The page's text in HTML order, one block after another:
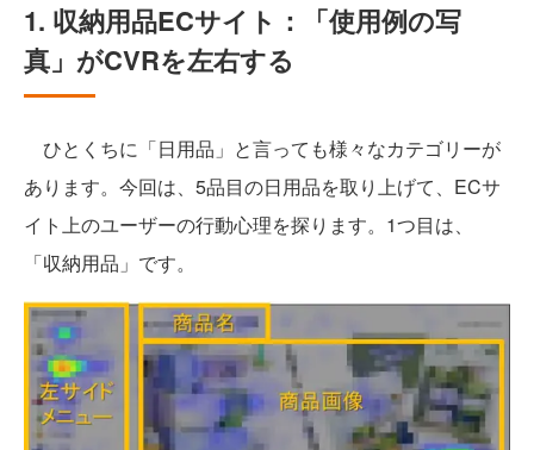
1. 収納用品ECサイト：「使用例の写
真」がCVRを左右する
ひとくちに「日用品」と言っても様々なカテゴリーが
あります。今回は、5品目の日用品を取り上げて、ECサ
イト上のユーザーの行動心理を探ります。1つ目は、
「収納用品」です。